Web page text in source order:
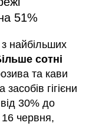
51%
найбільших
сотні
та кави
гігієни
30% до
16 червня,